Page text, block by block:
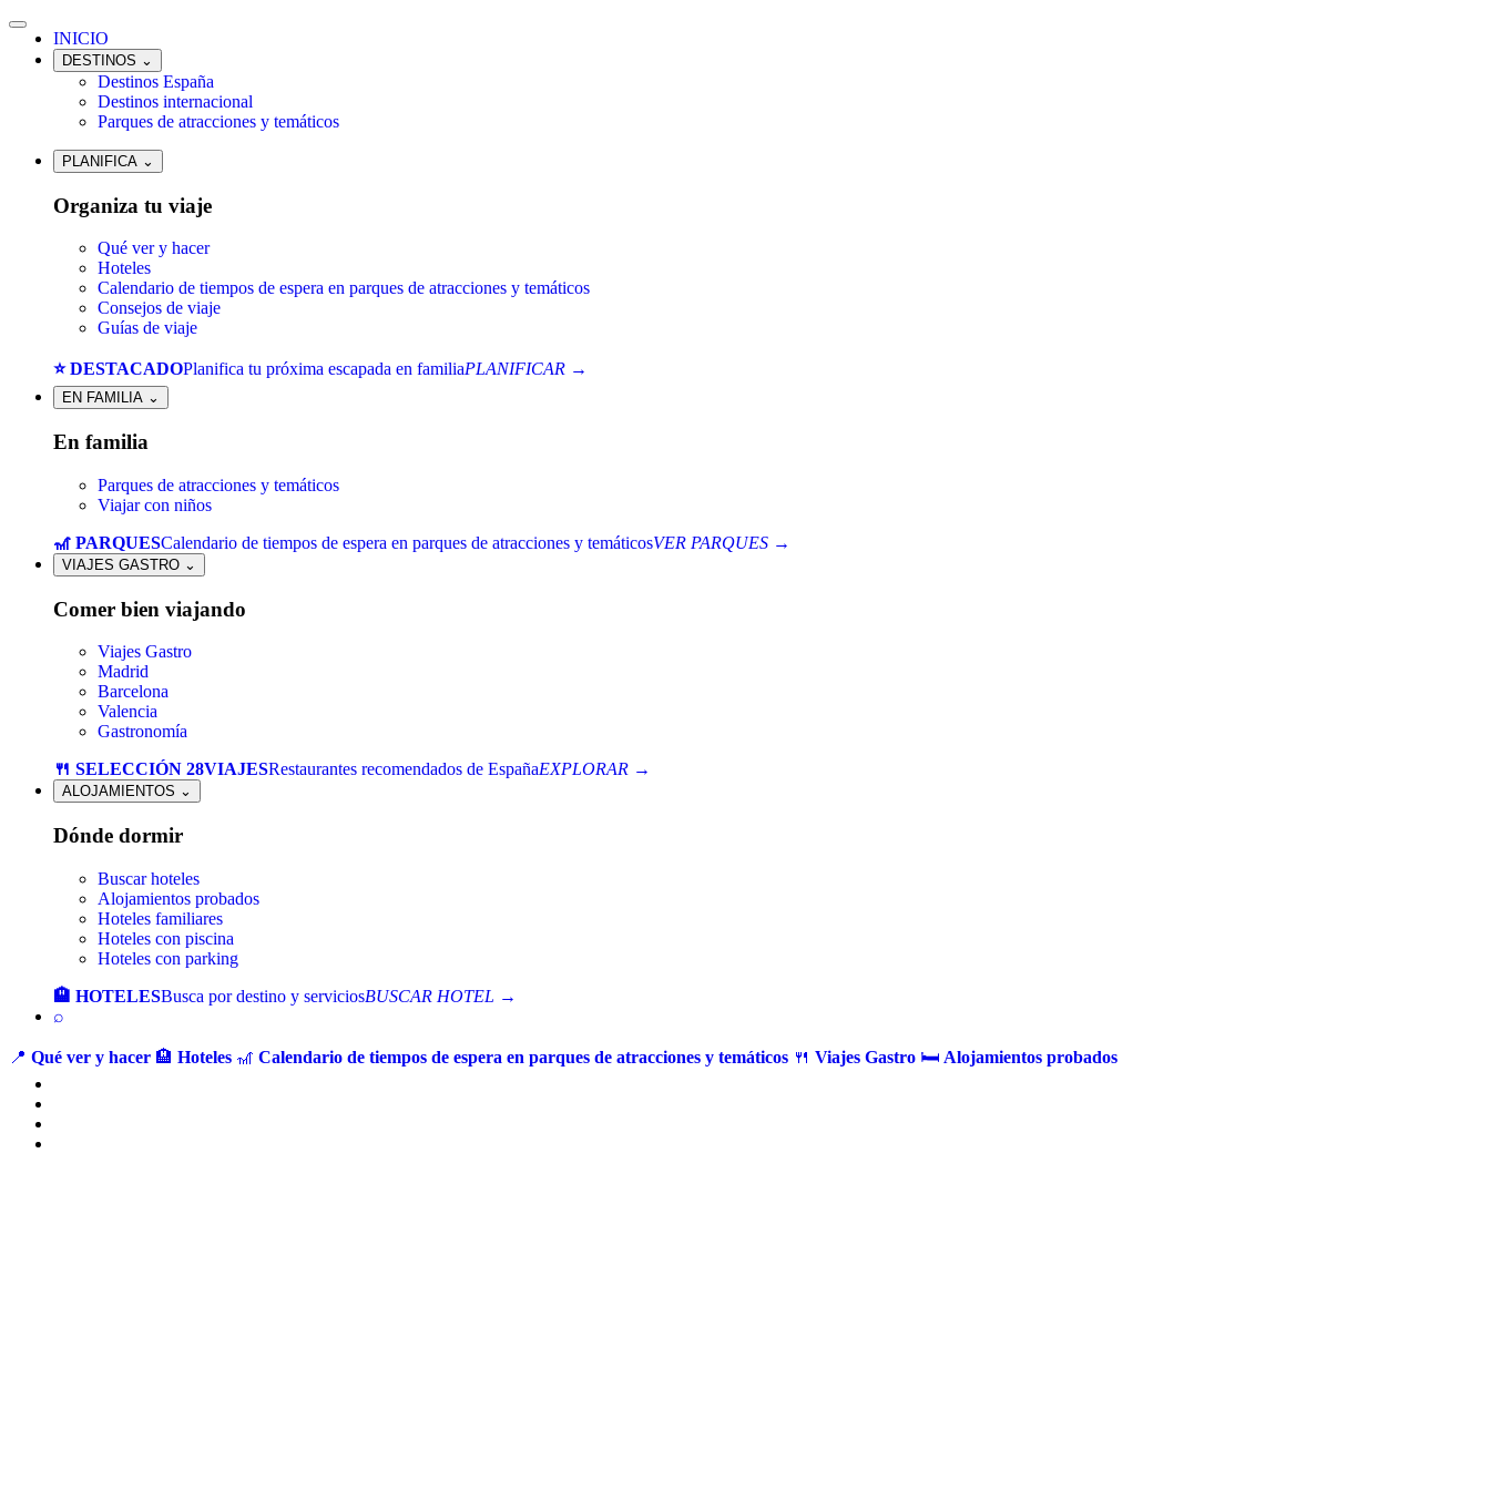
INICIO
DESTINOS ⌄
Destinos España
Destinos internacional
Parques de atracciones y temáticos
PLANIFICA ⌄
Organiza tu viaje
Qué ver y hacer
Hoteles
Calendario de tiempos de espera en parques de atracciones y temáticos
Consejos de viaje
Guías de viaje
⭐ DESTACADOPlanifica tu próxima escapada en familiaPLANIFICAR →
EN FAMILIA ⌄
En familia
Parques de atracciones y temáticos
Viajar con niños
🎢 PARQUESCalendario de tiempos de espera en parques de atracciones y temáticosVER PARQUES →
VIAJES GASTRO ⌄
Comer bien viajando
Viajes Gastro
Madrid
Barcelona
Valencia
Gastronomía
🍴 SELECCIÓN 28VIAJESRestaurantes recomendados de EspañaEXPLORAR →
ALOJAMIENTOS ⌄
Dónde dormir
Buscar hoteles
Alojamientos probados
Hoteles familiares
Hoteles con piscina
Hoteles con parking
🏨 HOTELESBusca por destino y serviciosBUSCAR HOTEL →
⌕
📍 Qué ver y hacer 🏨 Hoteles 🎢 Calendario de tiempos de espera en parques de atracciones y temáticos 🍴 Viajes Gastro 🛏️ Alojamientos probados
contenido